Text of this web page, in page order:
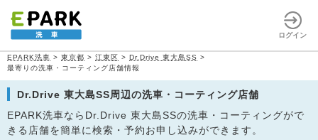
ログイン
EPARK洗車 > 東京都 > 江東区 > Dr.Drive 東大島SS >
最寄りの洗車・コーティング店舗情報
Dr.Drive 東大島SS周辺の洗車・コーティング店舗
EPARK洗車ならDr.Drive 東大島SSの洗車・コーティングがで
きる店舗を簡単に検索・予約お申し込みができます。